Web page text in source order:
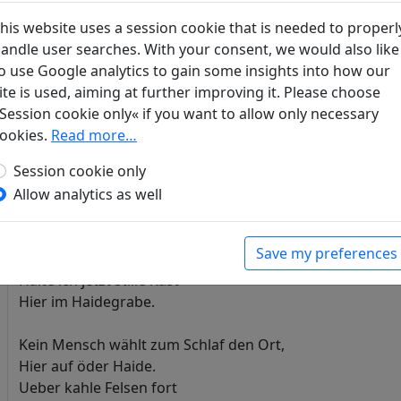
Auf den Tischen hat ein Mahl
Man mir aufgetragen.
Bitter die Verwandten all'
Meinen Tod beklagen.
Möchte sprechen; keinen Ton
Möchte sehn; auf immer schon
Ist mein Aug' erblindet.
Halte ich jetzt stille Rast
Hier im Haidegrabe.
Kein Mensch wählt zum Schlaf den Ort,
Hier auf öder Haide.
Ueber kahle Felsen fort
website uses a session cookie that is needed to
user searches. With your consent, we would also like
use Google analytics to gain some insights into how our
is used, aiming at further improving it. Please choose
cookie only« if you want to allow only necessary
Read more…
Session cookie only
Allow analytics as well
Save my preferences